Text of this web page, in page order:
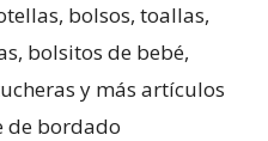
bolsos, toallas,
bolsitos de bebé,
y más artículos
de bordado